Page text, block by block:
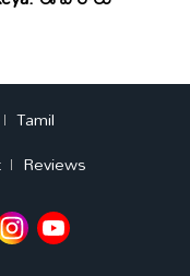
Tamil
Reviews